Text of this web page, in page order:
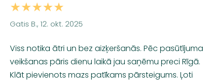
★★★★★
Gatis B., 12. okt. 2025
Viss notika ātri un bez aizķeršanās. Pēc pasūtījuma
veikšanas pāris dienu laikā jau saņēmu preci Rīgā.
Klāt pievienots mazs patīkams pārsteigums. Ļoti